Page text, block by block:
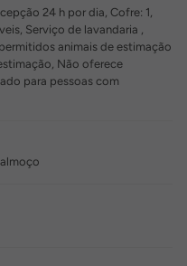
24 h por dia, Cofre: 1,
Serviço de lavandaria ,
animais de estimação
Não oferece
para pessoas com